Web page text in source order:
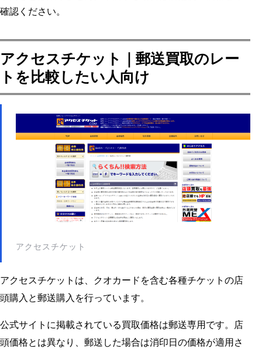
確認ください。
アクセスチケット｜郵送買取のレー
トを比較したい人向け
アクセスチケット
アクセスチケットは、クオカードを含む各種チケットの店
頭購入と郵送購入を行っています。
公式サイトに掲載されている買取価格は郵送専用です。店
頭価格とは異なり、郵送した場合は消印日の価格が適用さ